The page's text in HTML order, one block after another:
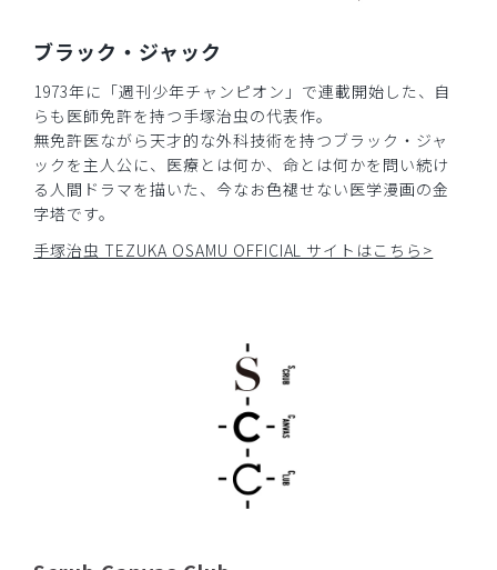
ラブトップス(男女兼用)/チャコールグレー/M
役に立った 0
ブラック・ジャック
1973年に「週刊少年チャンピオン」で連載開始した、自
らも医師免許を持つ手塚治虫の代表作。
無免許医ながら天才的な外科技術を持つブラック・ジャ
ックを主人公に、医療とは何か、命とは何かを問い続け
る人間ドラマを描いた、今なお色褪せない医学漫画の金
字塔です。
手塚治虫 TEZUKA OSAMU OFFICIAL サイトはこちら>